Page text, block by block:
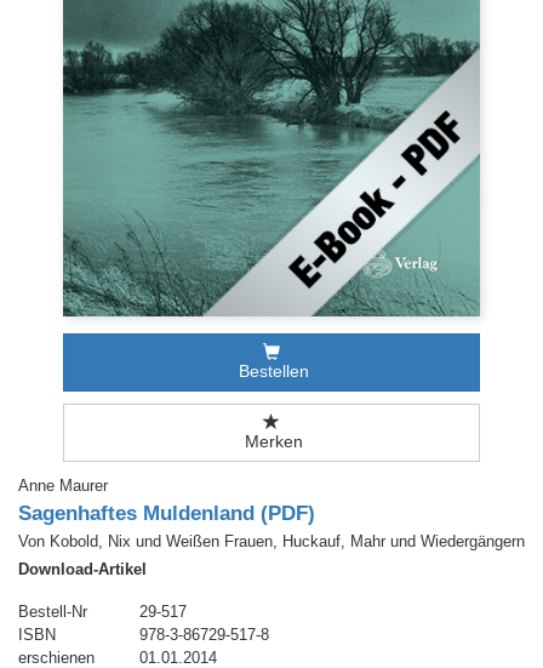
Bestellen
Merken
Anne Maurer
Sagenhaftes Muldenland (PDF)
Von Kobold, Nix und Weißen Frauen, Huckauf, Mahr und Wiedergängern
Download-Artikel
Bestell-Nr
29-517
ISBN
978-3-86729-517-8
erschienen
01.01.2014